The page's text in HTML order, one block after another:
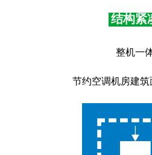
结构紧
整机一
节约空调机房建